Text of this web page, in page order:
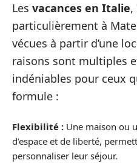
Les vacances en Italie,
particulièrement à
vécues à partir d’une
raisons sont multiples
indéniables pour ceux
formule :
Flexibilité : Une maison ou
d’espace et de liberté,
personnaliser leur séjour.